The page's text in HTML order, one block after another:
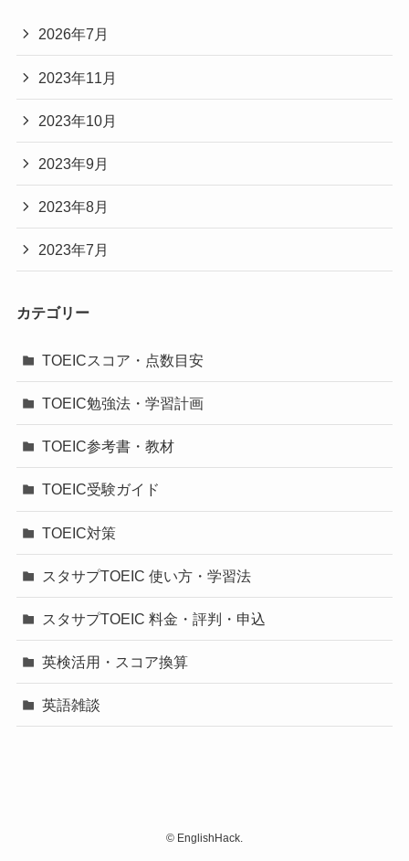
2026年7月
2023年11月
2023年10月
2023年9月
2023年8月
2023年7月
カテゴリー
TOEICスコア・点数目安
TOEIC勉強法・学習計画
TOEIC参考書・教材
TOEIC受験ガイド
TOEIC対策
スタサプTOEIC 使い方・学習法
スタサプTOEIC 料金・評判・申込
英検活用・スコア換算
英語雑談
© EnglishHack.